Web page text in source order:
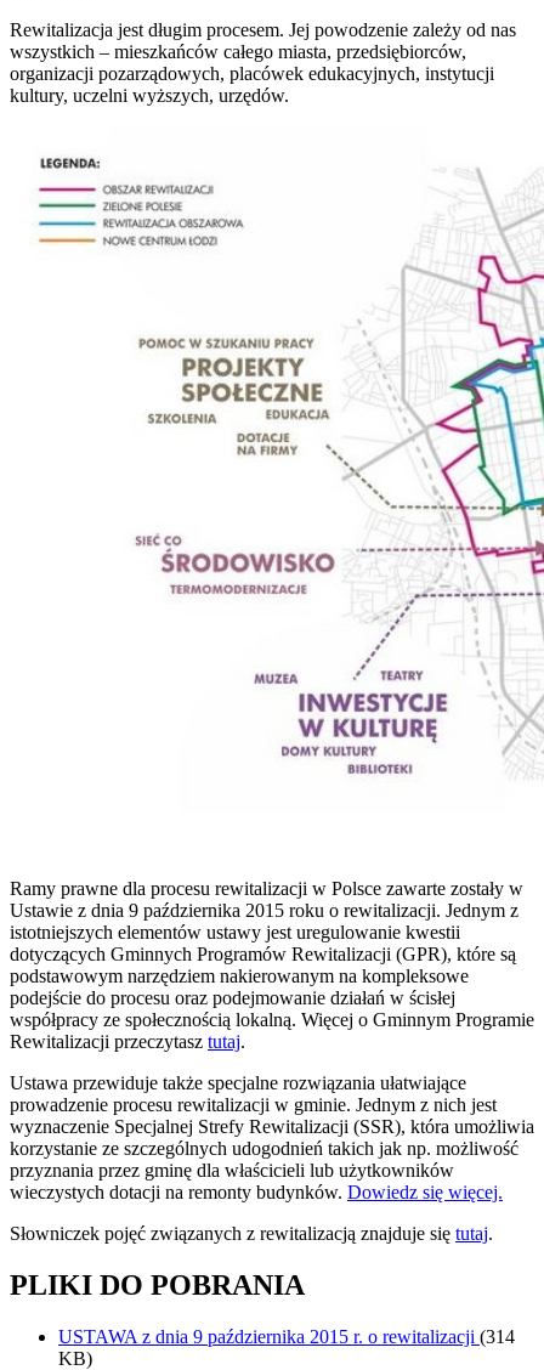
Rewitalizacja jest długim procesem. Jej powodzenie zależy od nas
wszystkich – mieszkańców całego miasta, przedsiębiorców,
organizacji pozarządowych, placówek edukacyjnych, instytucji
kultury, uczelni wyższych, urzędów.
Ramy prawne dla procesu rewitalizacji w Polsce zawarte zostały w
Ustawie z dnia 9 października 2015 roku o rewitalizacji. Jednym z
istotniejszych elementów ustawy jest uregulowanie kwestii
dotyczących Gminnych Programów Rewitalizacji (GPR), które są
podstawowym narzędziem nakierowanym na kompleksowe
podejście do procesu oraz podejmowanie działań w ścisłej
współpracy ze społecznością lokalną. Więcej o Gminnym Programie
Rewitalizacji przeczytasz tutaj.
Ustawa przewiduje także specjalne rozwiązania ułatwiające
prowadzenie procesu rewitalizacji w gminie. Jednym z nich jest
wyznaczenie Specjalnej Strefy Rewitalizacji (SSR), która umożliwia
korzystanie ze szczególnych udogodnień takich jak np. możliwość
przyznania przez gminę dla właścicieli lub użytkowników
wieczystych dotacji na remonty budynków. Dowiedz się więcej.
Słowniczek pojęć związanych z rewitalizacją znajduje się tutaj.
PLIKI DO POBRANIA
USTAWA z dnia 9 października 2015 r. o rewitalizacji (314
KB)